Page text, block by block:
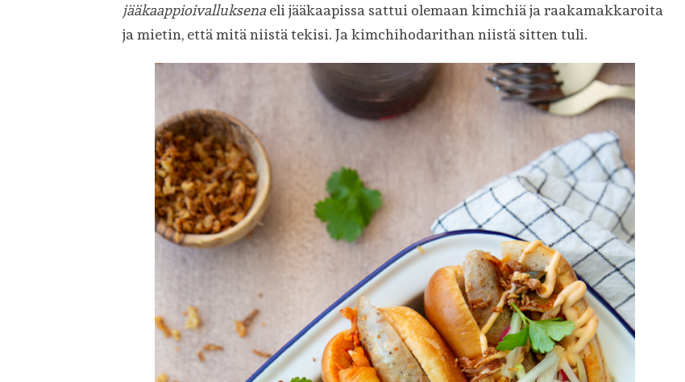
jääkaappioivalluksena eli jääkaapissa sattui olemaan kimchiä ja raakamakkaroita
ja mietin, että mitä niistä tekisi. Ja kimchihodarithan niistä sitten tuli.